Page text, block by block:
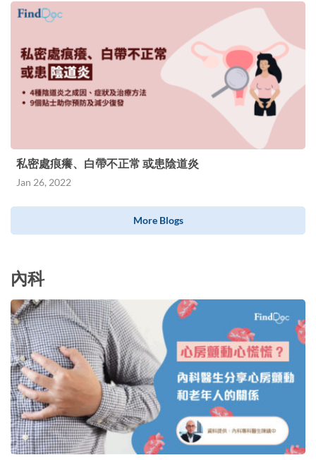
私密處痕癢、白帶不正常 或患陰道炎
Jan 26, 2022
More Blogs
內科